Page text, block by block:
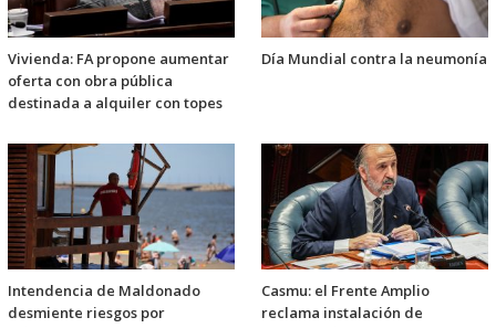
Vivienda: FA propone aumentar
oferta con obra pública
destinada a alquiler con topes
Día Mundial contra la neumonía
Intendencia de Maldonado
desmiente riesgos por
Casmu: el Frente Amplio
reclama instalación de